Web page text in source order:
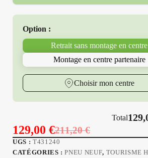
Pneus
Neufs
225/50R17
NK
WR
SNOWPROOF
Option :
Retrait sans montage en centre
Montage en centre partenaire
Choisir mon centre
Total
211,20€
Le
prix
129,00 €
Le
prix
UGS : T431240
CATÉGORIES :PNEU NEUF, TOURISME